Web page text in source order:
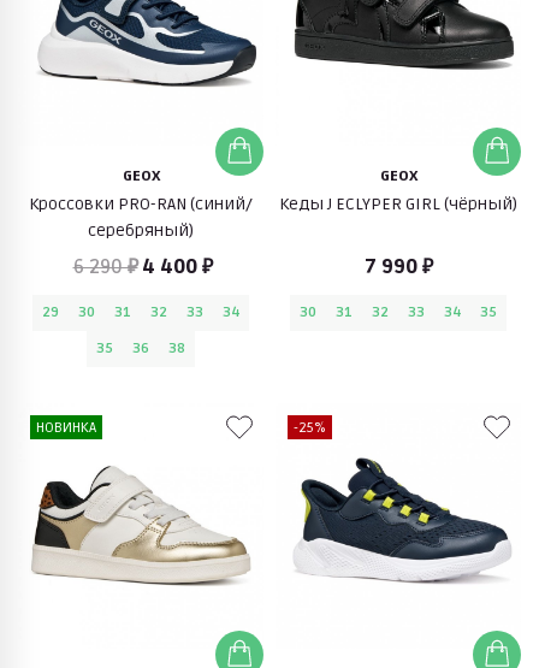
GEOX
Кроссовки PRO-RAN (синий/
серебряный)
6 290 ₽ 4 400 ₽
29 30 31 32 33
34
35
36 38
GEOX
Кеды J ECLYPER GIRL (чёрный)
7 990 ₽
30 31 32 33 34 35
НОВИНКА -25%